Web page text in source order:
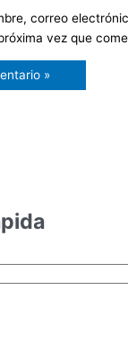
correo
vez que